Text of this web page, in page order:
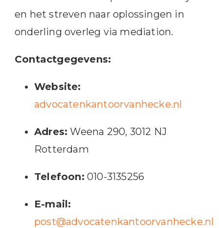
en het streven naar oplossingen in
onderling overleg via mediation.
Contactgegevens:
Website:
advocatenkantoorvanhecke.nl
Adres: Weena 290, 3012 NJ
Rotterdam
Telefoon: 010-3135256
E-mail:
post@advocatenkantoorvanhecke.nl